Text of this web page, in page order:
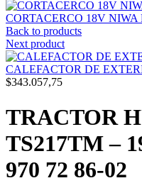
CORTACERCO 18V NIWA
Back to products
Next product
CALEFACTOR DE
$343.057,75
TRACTOR
TS217TM –
970 72 86-02